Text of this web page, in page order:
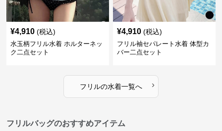
¥4,910 (税込)
水玉柄フリル水着 ホルターネッ
ク二点セット
¥4,910 (税込)
フリル袖セパレート水着 体型カ
バー二点セット
フリルの水着一覧へ ›
フリルバッグのおすすめアイテム